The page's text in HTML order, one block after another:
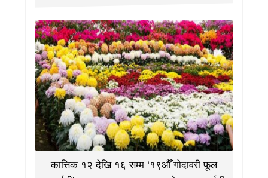
कात्तिक १२ देखि १६ सम्म ‘१९औँ गोदावरी फूल